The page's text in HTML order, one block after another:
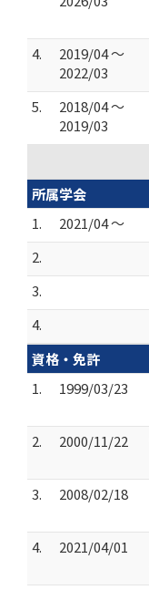
4.
2019/04 ～
2022/03
5.
2018/04 ～
2019/03
所属学会
1.
2021/04 ～
2.
3.
4.
資格・免許
1.
1999/03/23
2.
2000/11/22
3.
2008/02/18
4.
2021/04/01